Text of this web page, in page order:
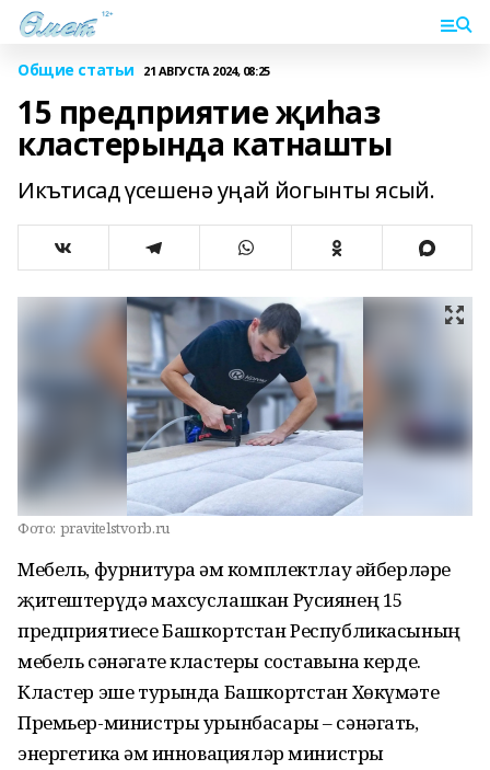
Общие статьи 21 АВГУСТА 2024, 08:25
15 предприятие җиһаз
кластерында катнашты
Икътисад үсешенә уңай йогынты ясый.
Фото: pravitelstvorb.ru
Мебель, фурнитура һәм комплектлау әйберләре
җитештерүдә махсуслашкан Русиянең 15
предприятиесе Башкортстан Республикасының
мебель сәнәгате кластеры составына керде.
Кластер эше турында Башкортстан Хөкүмәте
Премьер-министры урынбасары – сәнәгать,
энергетика һәм инновацияләр министры